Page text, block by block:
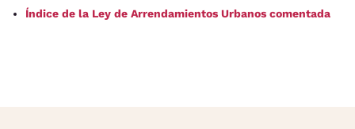
Índice de la Ley de Arrendamientos Urbanos comentada